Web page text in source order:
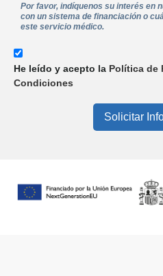
Por favor, indíquenos su interés en
con un sistema de financiación o
este servicio médico.
He leído y acepto la Política de
Condiciones
Solicitar